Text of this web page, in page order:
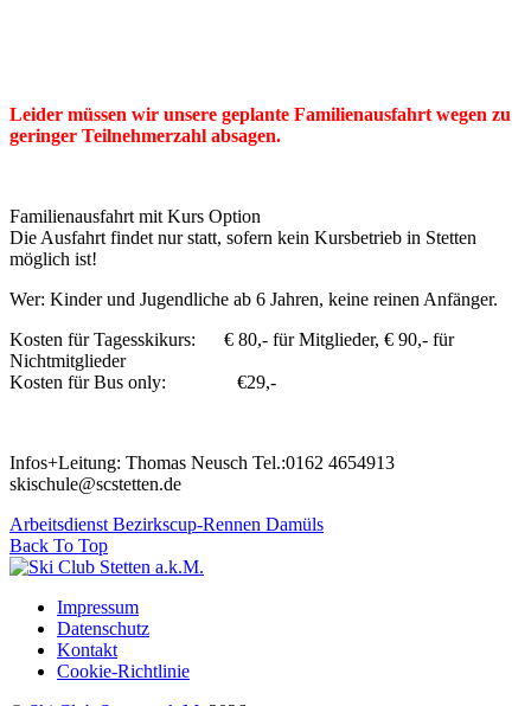
Leider müssen wir unsere geplante Familienausfahrt wegen zu
geringer Teilnehmerzahl absagen.
Familienausfahrt mit Kurs Option
Die Ausfahrt findet nur statt, sofern kein Kursbetrieb in Stetten
möglich ist!
Wer: Kinder und Jugendliche ab 6 Jahren, keine reinen Anfänger.
Kosten für Tagesskikurs: € 80,- für Mitglieder, € 90,- für
Nichtmitglieder
Kosten für Bus only: €29,-
Infos+Leitung: Thomas Neusch Tel.:0162 4654913
skischule@scstetten.de
Arbeitsdienst Bezirkscup-Rennen Damüls
Back To Top
Impressum
Datenschutz
Kontakt
Cookie-Richtlinie